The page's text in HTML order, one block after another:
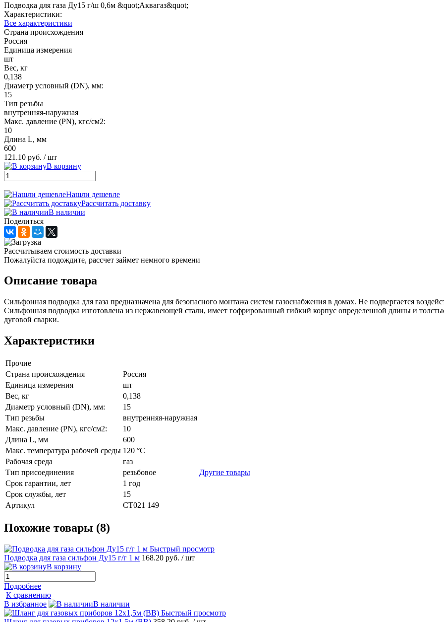
Подводка для газа Ду15 г/ш 0,6м &quot;Аквагаз&quot;
Характеристики:
Все характеристики
Страна происхождения
Россия
Единица измерения
шт
Вес, кг
0,138
Диаметр условный (DN), мм:
15
Тип резьбы
внутренняя-наружная
Макс. давление (PN), кгс/см2:
10
Длина L, мм
600
121.10 руб. / шт
В корзину
Нашли дешевле
Рассчитать доставку
В наличии
Поделиться
Рассчитываем стоимость доставки
Пожалуйста подождите, рассчет займет немного времени
Описание товара
Сильфонная подводка для газа предназначена для безопасного монтажа систем газоснабжения в домах. Не подвергается
Сильфонная подводка изготовлена из нержавеющей стали, имеет гофрированный гибкий корпус определенной длины и
дуговой сварки.
Характеристики
Прочие
Страна происхождения
Россия
Единица измерения
шт
Вес, кг
0,138
Диаметр условный (DN), мм:
15
Тип резьбы
внутренняя-наружная
Макс. давление (PN), кгс/см2:
10
Длина L, мм
600
Макс. температура рабочей среды 120 °C
Рабочая среда
газ
Тип присоединения
резьбовое
Другие товары
Срок гарантии, лет
1 год
Срок службы, лет
15
Артикул
СТ021 149
Похожие товары (8)
Быстрый просмотр
Подводка для газа сильфон Ду15 г/г 1 м 168.20 руб. / шт
В корзину
Подробнее
К сравнению
В избранное
В наличии
Быстрый просмотр